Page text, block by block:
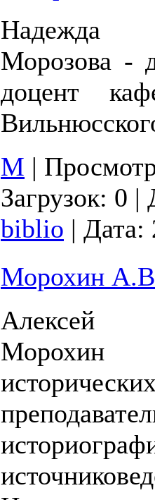
Надежда
Морозова -
доцент
М |
Загрузок: 0 |
biblio | Дата:
Морохин
Алексей